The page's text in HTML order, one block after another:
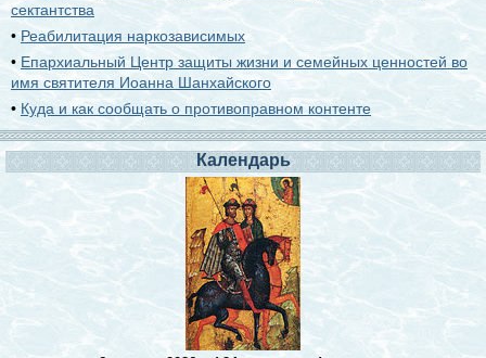
сектантства
• Реабилитация наркозависимых
• Епархиальный Центр защиты жизни и семейных ценностей во
имя святителя Иоанна Шанхайского
• Куда и как сообщать о противоправном контенте
Календарь